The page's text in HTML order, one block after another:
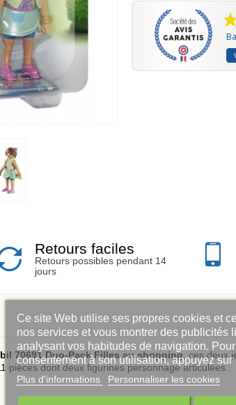
Retours faciles
Retours possibles pendant 14
jours
70691 Duo-Pack Filles au shopping , ces deux
pièces dont deux figurines personnage articulées.
Ce site Web utilise ses propres cookies et
nos services et vous montrer des publicités
analysant vos habitudes de navigation.
consentement à son utilisation, appuyez sur
Plus d'informations Personnaliser les cookies